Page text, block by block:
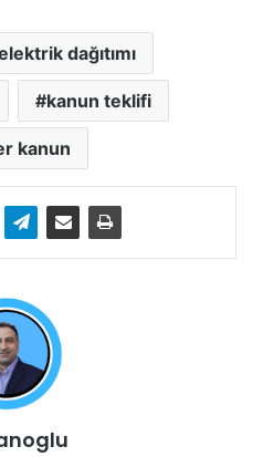
dağıtımı
kanun teklifi
kanun